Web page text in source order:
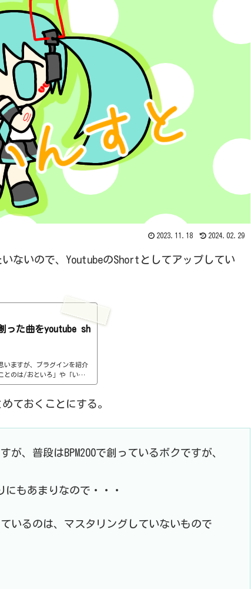
2023.11.18 2024.02.29
ないので、YoutubeのShortとしてアップしてい
った曲をyoutube sh
いますが、プラグインを紹介
とのは/おといろ」や「いん
で、プラグインを紹介するた
んと、あまり難しく考えず創
ておくことにする。
、普段はBPM200で創っているボクですが、
もあまりなので・・・
いるのは、マスタリングしていないもので